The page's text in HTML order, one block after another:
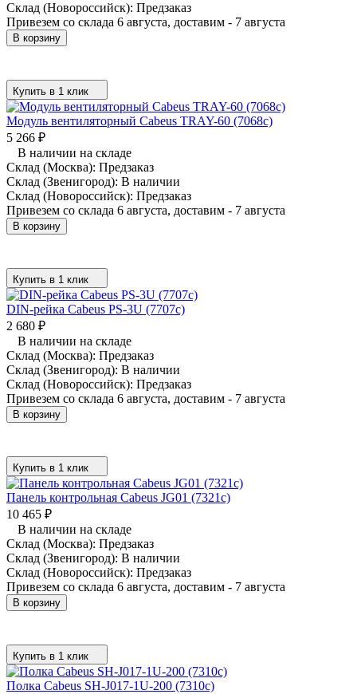
Склад (Новороссийск): Предзаказ
Привезем со склада 6 августа, доставим - 7 августа
В корзину
Купить в 1 клик
Модуль вентиляторный Cabeus TRAY-60 (7068c)
5 266 ₽
В наличии на складе
Склад (Москва): Предзаказ
Склад (Звенигород): В наличии
Склад (Новороссийск): Предзаказ
Привезем со склада 6 августа, доставим - 7 августа
В корзину
Купить в 1 клик
DIN-рейка Cabeus PS-3U (7707c)
2 680 ₽
В наличии на складе
Склад (Москва): Предзаказ
Склад (Звенигород): В наличии
Склад (Новороссийск): Предзаказ
Привезем со склада 6 августа, доставим - 7 августа
В корзину
Купить в 1 клик
Панель контрольная Cabeus JG01 (7321c)
10 465 ₽
В наличии на складе
Склад (Москва): Предзаказ
Склад (Звенигород): В наличии
Склад (Новороссийск): Предзаказ
Привезем со склада 6 августа, доставим - 7 августа
В корзину
Купить в 1 клик
Полка Cabeus SH-J017-1U-200 (7310c)